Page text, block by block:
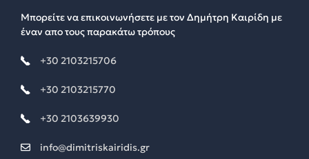
Μπορείτε να επικοινωνήσετε με τον Δημήτρη Καιρίδη με
έναν απο τους παρακάτω τρόπους
+30 2103215706
+30 2103215770
+30 2103639930
info@dimitriskairidis.gr